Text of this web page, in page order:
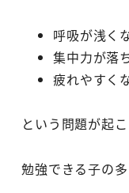
呼吸が浅く
集中力が落
疲れやすく
という問題が起こ
勉強できる子の